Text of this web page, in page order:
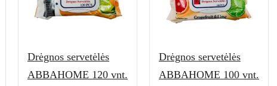
Drėgnos servetėlės
ABBAHOME 120 vnt.
Drėgnos servetėlės
ABBAHOME 100 vnt.